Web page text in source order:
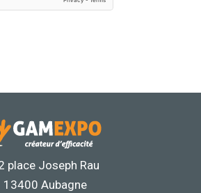
place Joseph Rau
13400 Aubagne